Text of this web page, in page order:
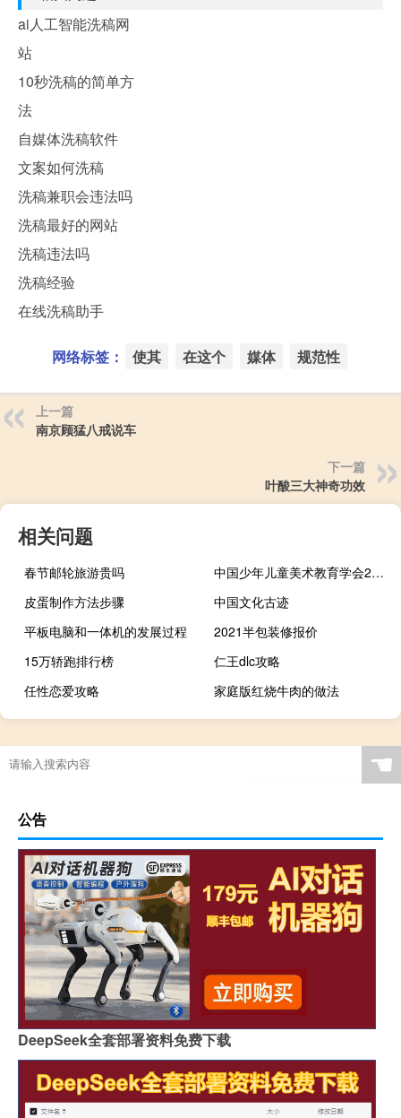
ai人工智能洗稿网
站
10秒洗稿的简单方
法
自媒体洗稿软件
文案如何洗稿
洗稿兼职会违法吗
洗稿最好的网站
洗稿违法吗
洗稿经验
在线洗稿助手
网络标签： 使其 在这个 媒体 规范性
上一篇
南京顾猛八戒说车
下一篇
叶酸三大神奇功效
相关问题
春节邮轮旅游贵吗
中国少年儿童美术教育学会2018年作品金奖陈熙敬
皮蛋制作方法步骤
中国文化古迹
平板电脑和一体机的发展过程
2021半包装修报价
15万轿跑排行榜
仁王dlc攻略
任性恋爱攻略
家庭版红烧牛肉的做法
☚
公告
DeepSeek全套部署资料免费下载